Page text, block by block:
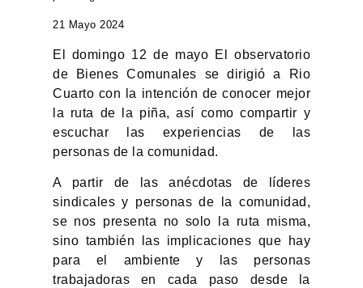
21 Mayo 2024
El domingo 12 de mayo El observatorio
de Bienes Comunales se dirigió a Rio
Cuarto con la intención de conocer mejor
la ruta de la piña, así como compartir y
escuchar las experiencias de las
personas de la comunidad.
A partir de las anécdotas de líderes
sindicales y personas de la comunidad,
se nos presenta no solo la ruta misma,
sino también las implicaciones que hay
para el ambiente y las personas
trabajadoras en cada paso desde la